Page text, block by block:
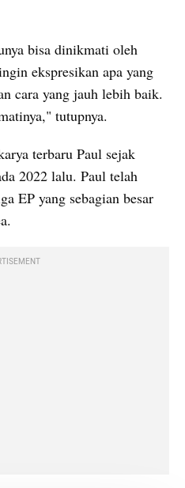
bisa dinikmati oleh
ekspresikan apa yang
cara yang jauh lebih baik.
tutupnya.
terbaru Paul sejak
2022 lalu. Paul telah
EP yang sebagian besar